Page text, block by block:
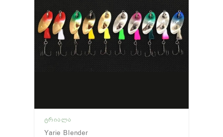
ᲢᲠᲘᲐᲚᲐ
Yarie Blender